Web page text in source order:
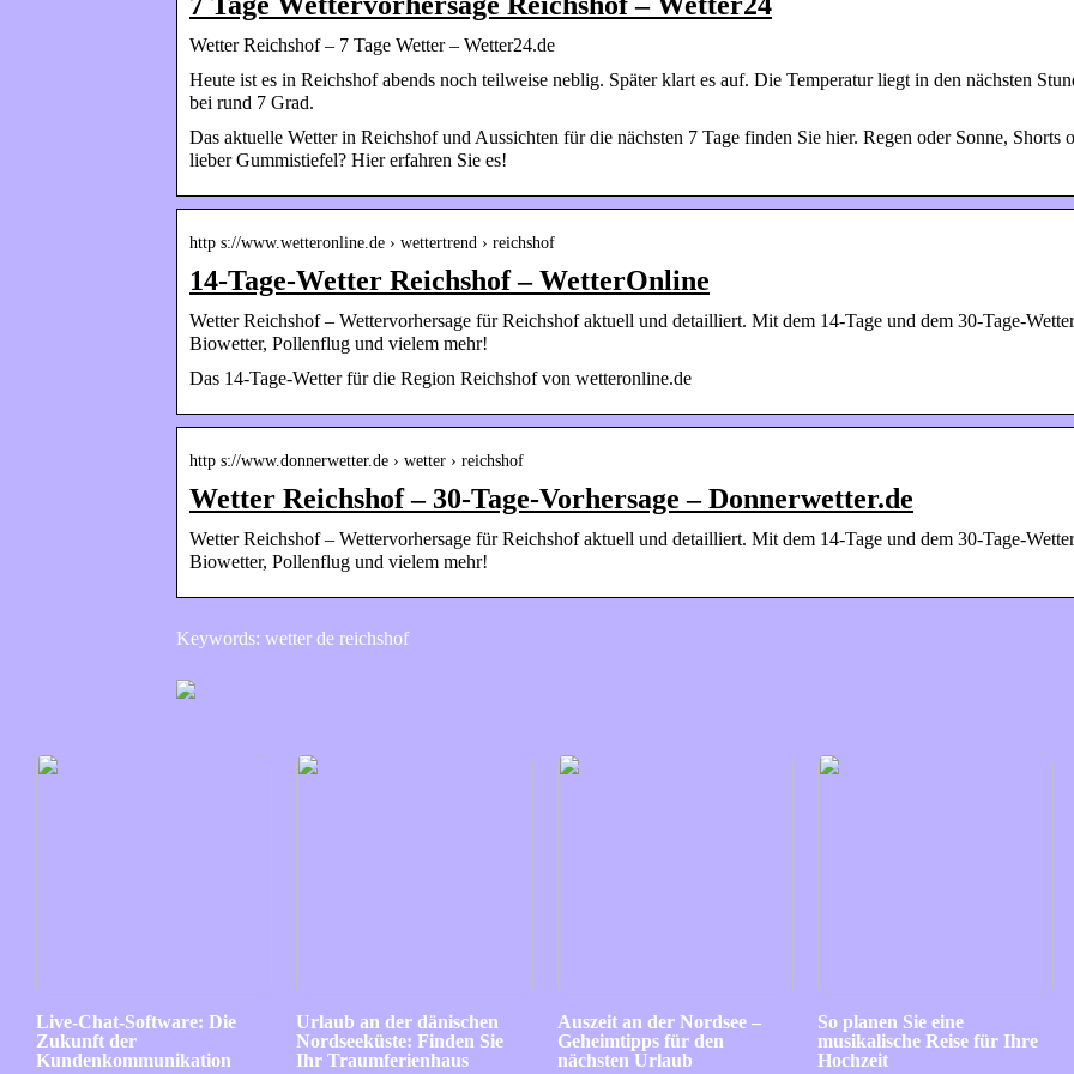
Wetter Reichshof – 7 Tage Wetter – Wetter24.de
Heute ist es in Reichshof abends noch teilweise neblig. Später klart es auf. Die Temperatur liegt in den nächsten
bei rund 7 Grad.
Das aktuelle Wetter in Reichshof und Aussichten für die nächsten 7 Tage finden Sie hier. Regen oder Sonne, Shorts
lieber Gummistiefel? Hier erfahren Sie es!
http s://www.wetteronline.de › wettertrend › reichshof
14-Tage-Wetter Reichshof – WetterOnline
Wetter Reichshof – Wettervorhersage für Reichshof aktuell und detailliert. Mit dem 14-Tage und dem 30-Tage-
Biowetter, Pollenflug und vielem mehr!
Das 14-Tage-Wetter für die Region Reichshof von wetteronline.de
http s://www.donnerwetter.de › wetter › reichshof
Wetter Reichshof – 30-Tage-Vorhersage – Donnerwetter.de
Wetter Reichshof – Wettervorhersage für Reichshof aktuell und detailliert. Mit dem 14-Tage und dem 30-Tage-
Biowetter, Pollenflug und vielem mehr!
Keywords: wetter de reichshof
Live-Chat-Software: Die
Zukunft der
Kundenkommunikation
Urlaub an der dänischen
Nordseeküste: Finden Sie
Ihr Traumferienhaus
Auszeit an der Nordsee –
Geheimtipps für den
nächsten Urlaub
So planen Sie eine
musikalische Reise für Ihre
Hochzeit